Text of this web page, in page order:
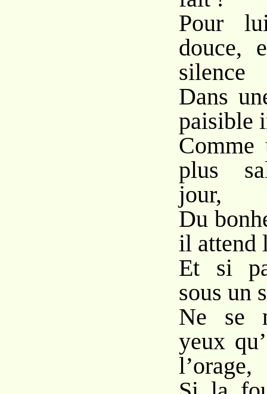
Pour
douce,
silence
Dans
paisible
Comme
plus
jour,
Du
il attend
Et si
sous un
Ne se
yeux
l’orage,